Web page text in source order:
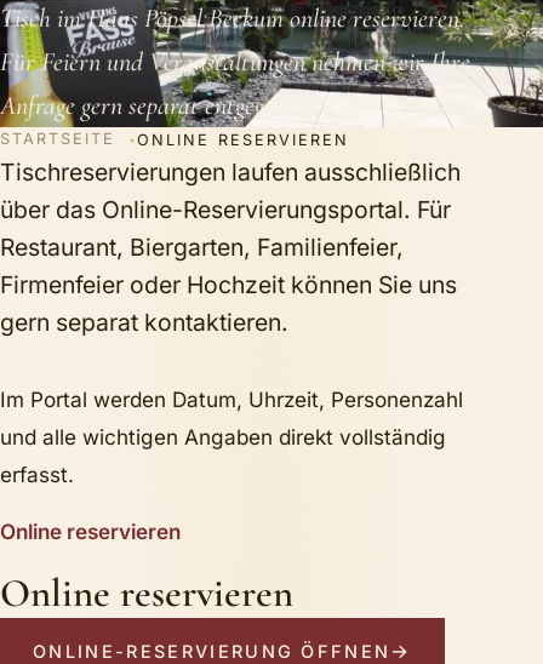
Tisch im Haus Pöpsel Beckum online reservieren.
Für Feiern und Veranstaltungen nehmen wir Ihre
Anfrage gern separat entgegen.
STARTSEITE ONLINE RESERVIEREN
Tischreservierungen laufen ausschließlich
über das Online-Reservierungsportal. Für
Restaurant, Biergarten, Familienfeier,
Firmenfeier oder Hochzeit können Sie uns
gern separat kontaktieren.
Im Portal werden Datum, Uhrzeit, Personenzahl
und alle wichtigen Angaben direkt vollständig
erfasst.
Online reservieren
Online reservieren
ONLINE-RESERVIERUNG ÖFFNEN